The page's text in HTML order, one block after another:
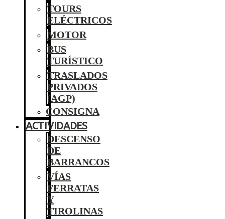
TOURS
ELÉCTRICOS
MOTOR
BUS
TURÍSTICO
TRASLADOS
PRIVADOS
(AGP)
CONSIGNA
ACTIVIDADES
DESCENSO
DE
BARRANCOS
VÍAS
FERRATAS
Y
TIROLINAS